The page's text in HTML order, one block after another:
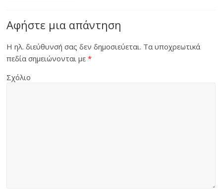
Αφήστε μια απάντηση
Η ηλ. διεύθυνσή σας δεν δημοσιεύεται. Τα υποχρεωτικά
πεδία σημειώνονται με*
Σχόλιο